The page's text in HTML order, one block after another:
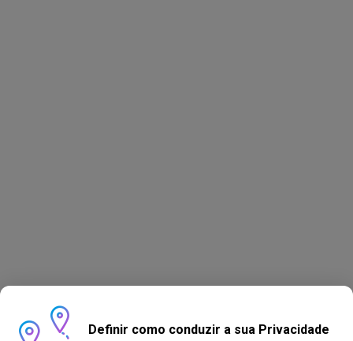
Definir como conduzir a sua Privacidade